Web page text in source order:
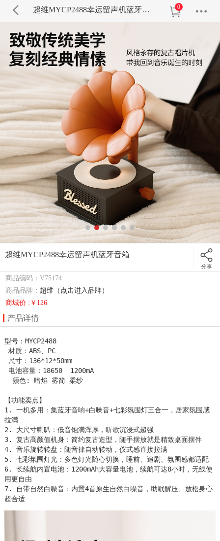
超维MYCP2488幸运留声机蓝牙音箱 0
超维MYCP2488幸运留声机蓝牙音箱
商品编码：V75174
商品品牌： 超维（点击进入品牌）
商城价 :￥126
产品详情
型号：MYCP2488
材质：ABS、PC
【功能卖点】
1. 一机多用：集蓝牙音响+白噪音+七彩氛围灯三合一，居家氛围感
拉满
2. 大尺寸喇叭：低音饱满浑厚，听歌沉浸式超强
3. 复古高颜值机身：简约复古造型，随手摆放就是精致桌面摆件
4. 音乐旋转转盘：随音律自动转动，仪式感直接拉满
5. 七彩氛围灯光：多色灯光随心切换，睡前、追剧、氛围感都适配
6. 长续航内置电池：1200mAh大容量电池，续航可达8小时，无线使
用更自由
7. 自带自然白噪音：内置4首原生自然白噪音，助眠解压、放松身心
超合适